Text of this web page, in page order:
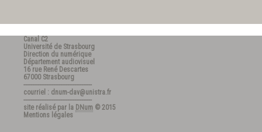
Canal C2
Université de Strasbourg
Direction du numérique
Département audiovisuel
16 rue René Descartes
67000 Strasbourg
---------------------------------------
courriel : dnum-dav@unistra.fr
---------------------------------------
site réalisé par la DNum © 2015
Mentions légales